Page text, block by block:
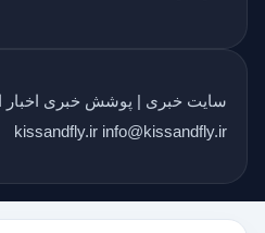
سایت خبری | پوشش خبری اخبار
kissandfly.ir info@kissandfly.ir